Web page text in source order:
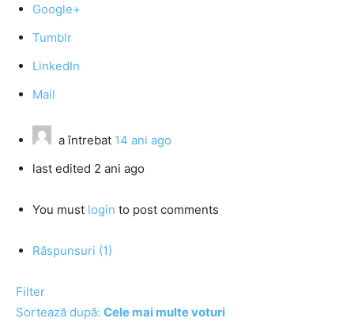
Google+
Tumblr
LinkedIn
Mail
a întrebat 14 ani ago
last edited 2 ani ago
You must login to post comments
Răspunsuri (1)
Filter
Sortează după: Cele mai multe voturi